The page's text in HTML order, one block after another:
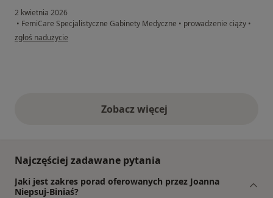
2 kwietnia 2026
• FemiCare Specjalistyczne Gabinety Medyczne • prowadzenie ciąży •
w opinii użytkownika BW
zgłoś nadużycie
Zobacz więcejopinie powyżej
Najczęściej zadawane pytania
Jaki jest zakres porad oferowanych przez Joanna
Niepsuj-Biniaś?